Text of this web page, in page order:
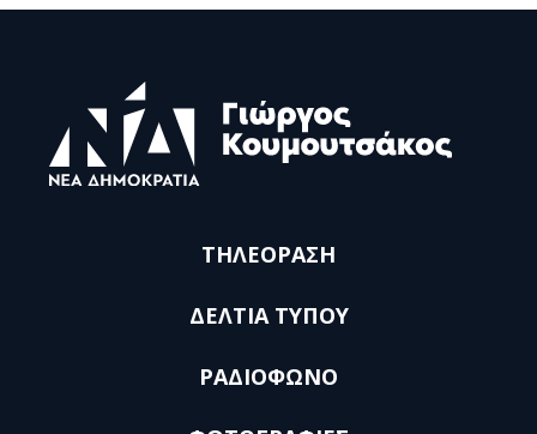
ΤΗΛΕΟΡΑΣΗ
ΔΕΛΤΙΑ ΤΥΠΟΥ
ΡΑΔΙΟΦΩΝΟ